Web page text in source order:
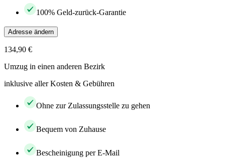
100% Geld-zurück-Garantie
Adresse ändern
134,90 €
Umzug in einen anderen Bezirk
inklusive aller Kosten & Gebühren
Ohne zur Zulassungsstelle zu gehen
Bequem von Zuhause
Bescheinigung per E-Mail